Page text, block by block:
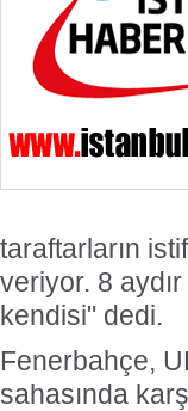
taraftarların
veriyor. 8
kendisi" dedi.
Fenerbahçe,
sahasında
Türk
En